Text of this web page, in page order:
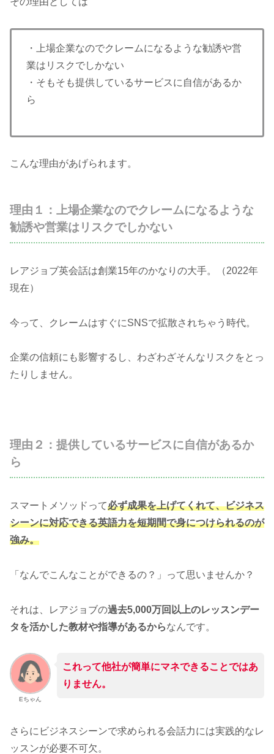
・上場企業なのでクレームになるような勧誘や営
業はリスクでしかない
・そもそも提供しているサービスに自信があるか
ら
こんな理由があげられます。
理由１：上場企業なのでクレームになるような
勧誘や営業はリスクでしかない
レアジョブ英会話は創業15年のかなりの大手。（2022年
現在）
今って、クレームはすぐにSNSで拡散されちゃう時代。
企業の信頼にも影響するし、わざわざそんなリスクをとっ
たりしません。
理由２：提供しているサービスに自信があるか
ら
スマートメソッドって必ず成果を上げてくれて、ビジネス
シーンに対応できる英語力を短期間で身につけられるのが
強み。
「なんでこんなことができるの？」って思いませんか？
それは、レアジョブの過去5,000万回以上のレッスンデー
タを活かした教材や指導があるからなんです。
Eちゃん
これって他社が簡単にマネできることではあ
りません。
さらにビジネスシーンで求められる会話力には実践的なレ
ッスンが必要不可欠。